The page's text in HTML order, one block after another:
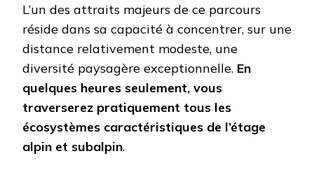
L’un des attraits majeurs de ce parcours
réside dans sa capacité à concentrer, sur une
distance relativement modeste, une
diversité paysagère exceptionnelle. En
quelques heures seulement, vous
traverserez pratiquement tous les
écosystèmes caractéristiques de l’étage
alpin et subalpin.